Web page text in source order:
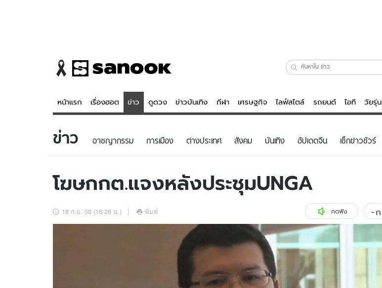
หน้าแรก เรื่องฮอต ข่าว ดูดวง ข่าวบันเทิง กีฬา เศรษฐกิจ ไลฟ์สไตล์ รถยนต์ ไอที วัยรุ่น
ข่าว
ข่าวบันเทิง
ดูดวง - ตรวจหวย
สถิติหวยไทย
ไลฟ์สไตล์
วัยรุ่น
รถยนต์
สุขภาพ
เที่ยว-กิน
Tasteful Thailand
ข่าว อาชญากรรม การเมือง ต่างประเทศ สังคม บันเทิง อัปเดตจีน เช็กข่าวชัวร์
โฆษกกต.แจงหลังประชุมUNGA
18 ก.ย. 58 (16:28 น.) พิมพ์ กดฟัง -ก